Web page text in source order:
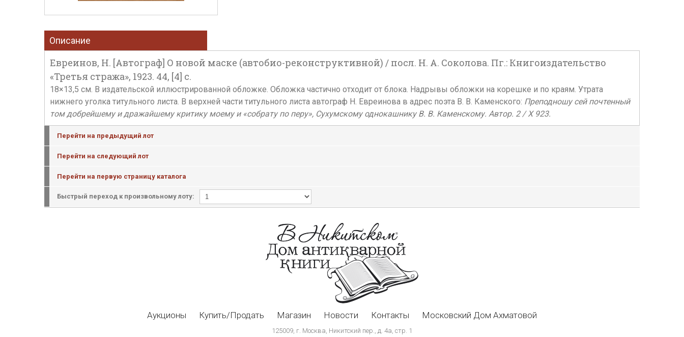
Описание
Евреинов, Н. [Автограф] О новой маске (автобио-реконструктивной) / посл. Н. А. Соколова. Пг.: Книгоиздательство
«Третья стража», 1923. 44, [4] с.
18×13,5 см. В издательской иллюстрированной обложке. Обложка частично отходит от блока. Надрывы обложки на корешке и по краям. Утрата
нижнего уголка титульного листа. В верхней части титульного листа автограф Н. Евреинова в адрес поэта В. В. Каменского: Преподношу сей почтенный
том добрейшему и дражайшему критику моему и «собрату по перу», Сухумскому однокашнику В. В. Каменскому. Автор. 2 / X 923.
Перейти на предыдущий лот
Перейти на следующий лот
Перейти на первую страницу каталога
Быстрый переход к произвольному лоту:
Аукционы Купить/Продать Магазин Новости Контакты Московский Дом Ахматовой
125009, г. Москва, Никитский пер., д. 4а, стр. 1